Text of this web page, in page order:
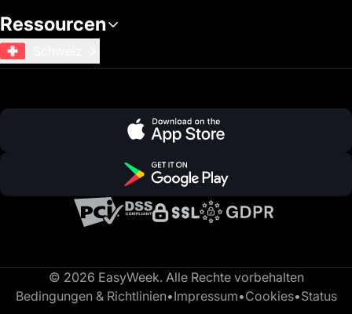
Ressourcen
© 2026 EasyWeek. Alle Rechte vorbehalten
Bedingungen & Richtlinien•Impressum•Cookies•Status